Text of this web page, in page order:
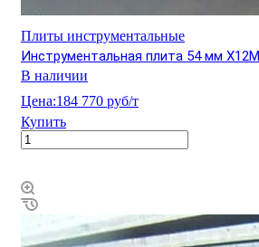
Плиты инструментальные
Инструментальная плита 54 мм Х12М
В наличии
Цена:184 770 руб/т
Купить